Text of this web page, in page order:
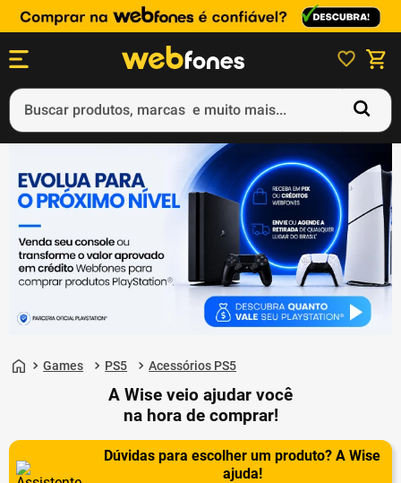
Buscar produtos, marcas e muito mais...
Games PS5 Acessórios PS5
A Wise veio ajudar você
na hora de comprar!
Dúvidas para escolher um produto? A Wise
ajuda!
1º
ps5
3º
ps4
4º
smartphone
5
edição limitada 30º aniversário